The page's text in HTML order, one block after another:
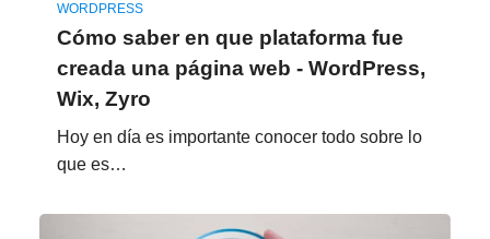
WORDPRESS
Cómo saber en que plataforma fue
creada una página web - WordPress,
Wix, Zyro
Hoy en día es importante conocer todo sobre lo
que es…